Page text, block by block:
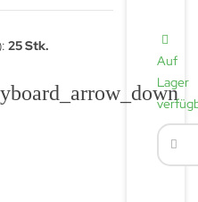
25 Stk.
Auf
Lager